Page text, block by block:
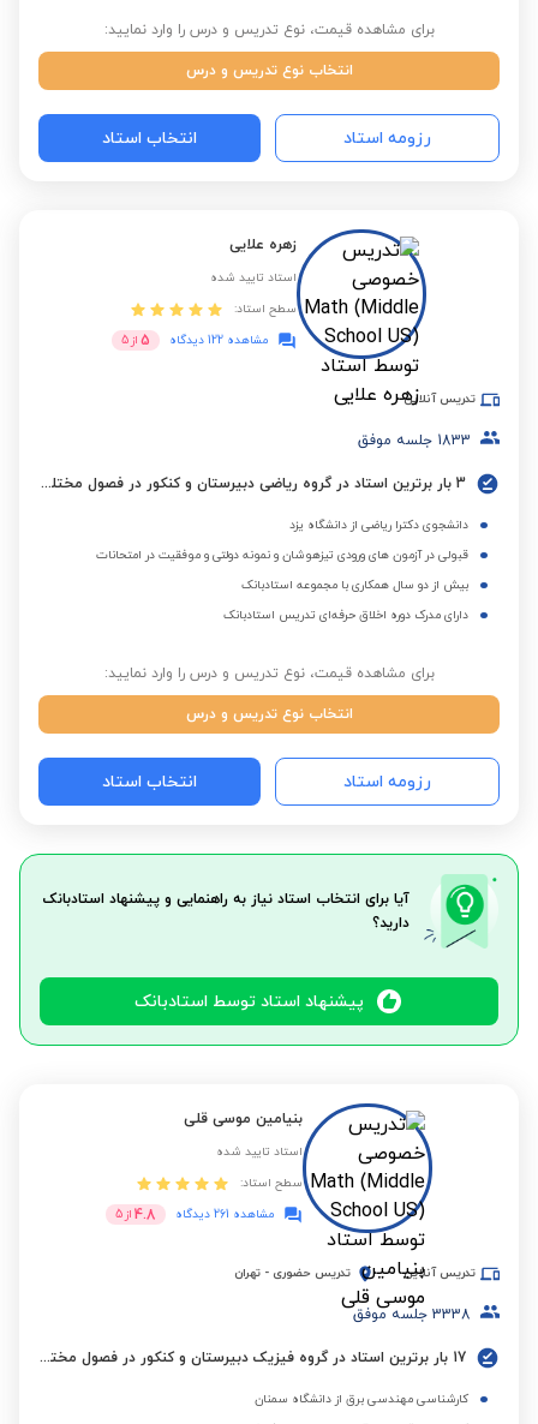
برای مشاهده قیمت، نوع تدریس و درس را وارد نمایید:
انتخاب نوع تدریس و درس
رزومه استاد انتخاب استاد
زهره علایی
استاد تایید شده
سطح استاد:
مشاهده 122 دیدگاه
5 از 5
تدریس آنلاین
1833 جلسه موفق
3 بار برترین استاد در گروه ریاضی دبیرستان و کنکور در فصول مختلف
دانشجوی دکترا ریاضی از دانشگاه یزد
قبولی در آزمون های ورودی تیزهوشان و نمونه دولتی و موفقیت در امتحانات
بیش از دو سال همکاری با مجموعه استادبانک
دارای مدرک دوره اخلاق حرفه‌ای تدریس استادبانک
برای مشاهده قیمت، نوع تدریس و درس را وارد نمایید:
انتخاب نوع تدریس و درس
رزومه استاد انتخاب استاد
آیا برای انتخاب استاد نیاز به راهنمایی و پیشنهاد استادبانک
دارید؟
پیشنهاد استاد توسط استادبانک
بنیامین موسی قلی
استاد تایید شده
سطح استاد:
مشاهده 261 دیدگاه
4.8 از 5
تدریس آنلاین تدریس حضوری - تهران
3338 جلسه موفق
17 بار برترین استاد در گروه فیزیک دبیرستان و کنکور در فصول مختلف
کارشناسی مهندسی برق از دانشگاه سمنان